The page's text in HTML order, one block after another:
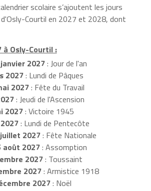
scolaire s’ajoutent les jours
Courtil en 2027 et 2028, dont
à Osly-Courtil :
janvier 2027: Jour de l'an
2027: Lundi de Pâques
2027: Fête du Travail
: Jeudi de l'Ascension
2027: Victoire 1945
: Lundi de Pentecôte
2027: Fête Nationale
août 2027: Assomption
2027: Toussaint
2027: Armistice 1918
2027: Noël